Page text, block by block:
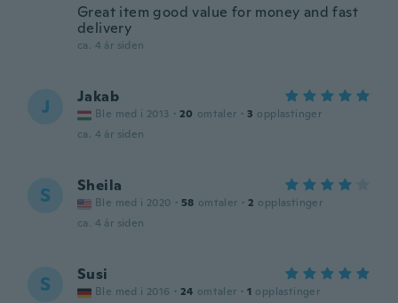
Great item good value for money and fast
delivery
ca. 4 år siden
J Jakab
Ble med i 2013 · 20 omtaler · 3 opplastinger
ca. 4 år siden
S Sheila
Ble med i 2020 · 58 omtaler · 2 opplastinger
ca. 4 år siden
S Susi
Ble med i 2016 · 24 omtaler · 1 opplastinger